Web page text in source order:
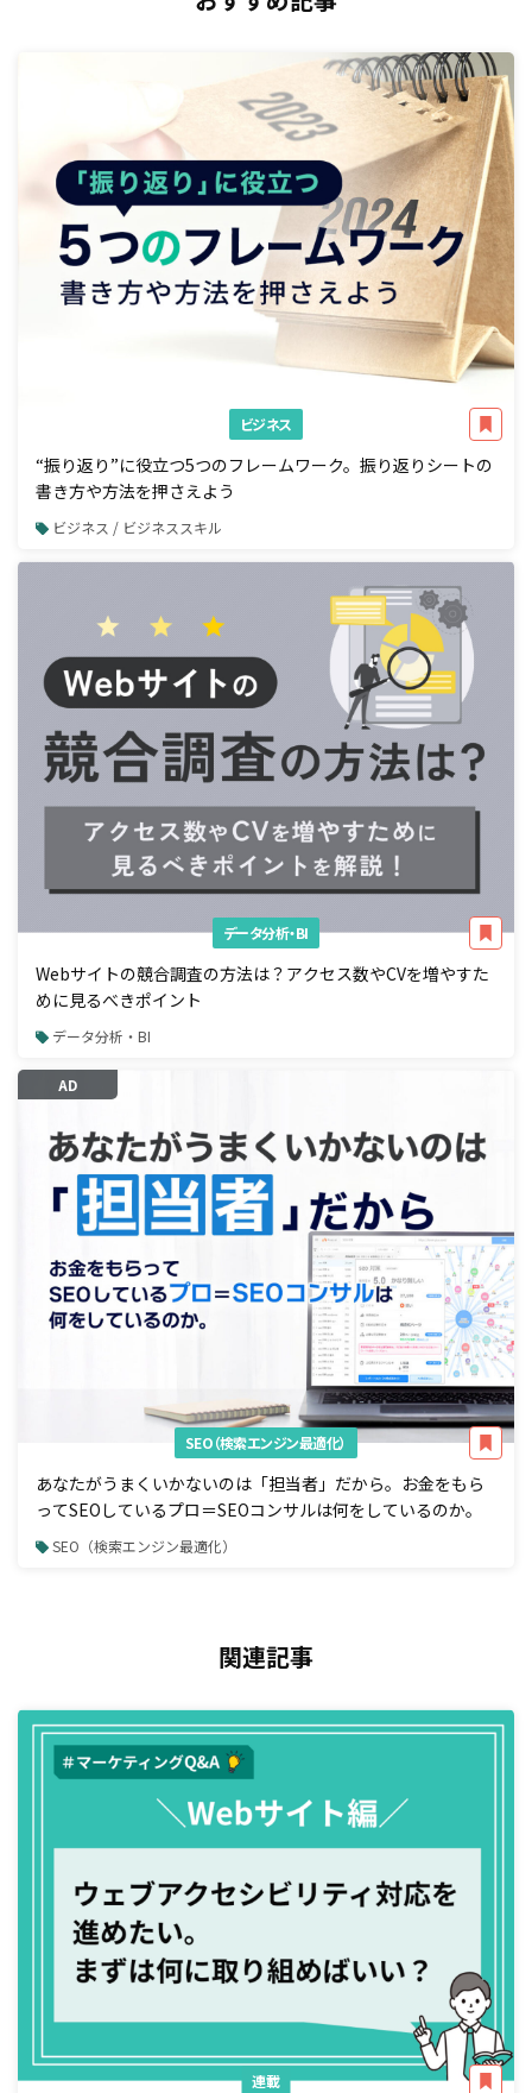
ビジネス
“振り返り”に役立つ5つのフレームワーク。振り返りシートの
書き方や方法を押さえよう
ビジネス / ビジネススキル
データ分析・BI
Webサイトの競合調査の方法は？アクセス数やCVを増やすた
めに見るべきポイント
データ分析・BI
AD
SEO（検索エンジン最適化）
あなたがうまくいかないのは「担当者」だから。お金をもら
ってSEOしているプロ＝SEOコンサルは何をしているのか。
SEO（検索エンジン最適化）
関連記事
連載